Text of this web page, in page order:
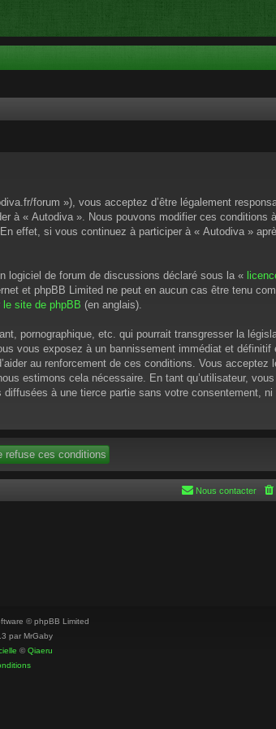
forum »), vous acceptez d’être légalement
à « Autodiva ». Nous pouvons modifier ces conditions
effet, si vous continuez à participer à « Autodiva »
logiciel de forum de discussions déclaré sous la «
et phpBB Limited ne peut en aucun cas être tenu
le site de phpBB (en anglais).
pornographique, etc. qui pourrait transgresser la
vous exposez à un bannissement immédiat et définitif
au renforcement de ces conditions. Vous
estimons cela nécessaire. En tant qu’utilisateur,
à une tierce partie sans votre consentement,
Nous contacter
© phpBB Limited
par MrGaby
©Qiaeru